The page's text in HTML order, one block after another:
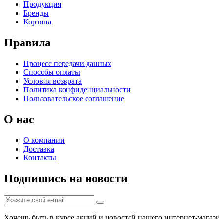
Продукция
Бренды
Корзина
Правила
Процесс передачи данных
Способы оплаты
Условия возврата
Политика конфиденциальности
Пользовательское соглашение
О нас
О компании
Доставка
Контакты
Подпишись на новости
Хочешь быть в курсе акций и новостей нашего интернет-